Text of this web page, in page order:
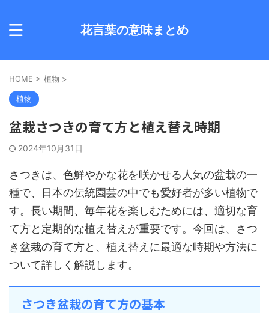
花言葉の意味まとめ
HOME > 植物 >
植物
盆栽さつきの育て方と植え替え時期
2024年10月31日
さつきは、色鮮やかな花を咲かせる人気の盆栽の一
種で、日本の伝統園芸の中でも愛好者が多い植物で
す。長い期間、毎年花を楽しむためには、適切な育
て方と定期的な植え替えが重要です。今回は、さつ
き盆栽の育て方と、植え替えに最適な時期や方法に
ついて詳しく解説します。
さつき盆栽の育て方の基本